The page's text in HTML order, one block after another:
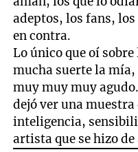
adeptos, los fans,
en contra.
Lo único que oí
mucha suerte la
muy muy muy
dejó ver una
inteligencia,
artista que se hizo de